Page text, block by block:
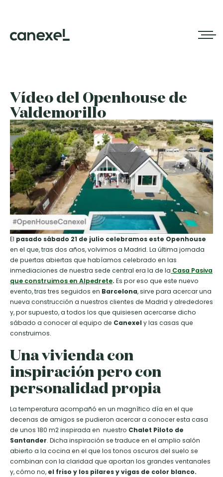
Vídeo del Openhouse de
Valdemorillo
El pasado sábado 21 de julio celebramos este Openhouse
en el que, tras dos años, volvimos a Madrid. La última jornada
de puertas abiertas que habíamos celebrado en las
inmediaciones de nuestra sede central era la de la Casa Pasiva
que construimos en Alpedrete. Es por eso que este nuevo
evento, tras tres seguidos en Barcelona, sirve para acercar una
nueva construcción a nuestros clientes de Madrid y alrededores
y, por supuesto, a todos los que quisiesen acercarse dicho
sábado a conocer al equipo de Canexely las casas que
construimos.
Una vivienda con
inspiración pero con
personalidad propia
La temperatura acompañó en un magnífico día en el que
decenas de amigos se pudieron acercar a conocer esta casa
de unos 180 m2 inspirada en nuestro Chalet Piloto de
Santander. Dicha inspiración se traduce en el amplio salón
abierto a la cocina en el que los tonos oscuros del suelo se
combinan con la claridad que aportan los grandes ventanales
y, cómo no, el friso y los pilares y vigas de color blanco.